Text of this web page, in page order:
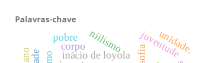
Palavras-chave
inácio de loyola
niilismo juventude
corpo
pobre unidade.